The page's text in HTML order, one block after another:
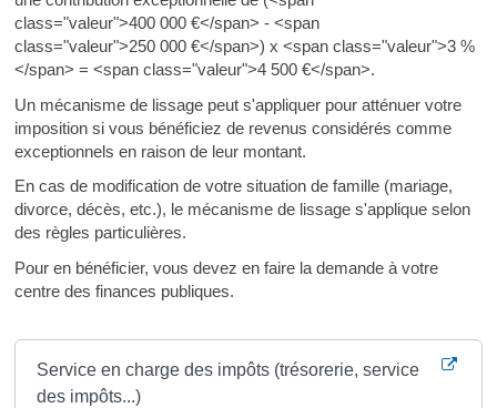
class="valeur">400 000 €</span> - <span
class="valeur">250 000 €</span>) x <span class="valeur">3 %
</span> = <span class="valeur">4 500 €</span>.
Un mécanisme de lissage peut s'appliquer pour atténuer votre
imposition si vous bénéficiez de revenus considérés comme
exceptionnels en raison de leur montant.
En cas de modification de votre situation de famille (mariage,
divorce, décès, etc.), le mécanisme de lissage s'applique selon
des règles particulières.
Pour en bénéficier, vous devez en faire la demande à votre
centre des finances publiques.
Service en charge des impôts (trésorerie, service
des impôts...)